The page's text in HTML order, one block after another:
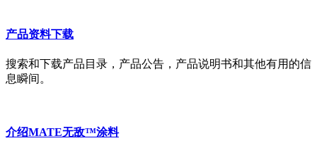
产品资料下载
搜索和下载产品目录，产品公告，产品说明书和其他有用的信
息瞬间。
介绍MATE无敌™涂料